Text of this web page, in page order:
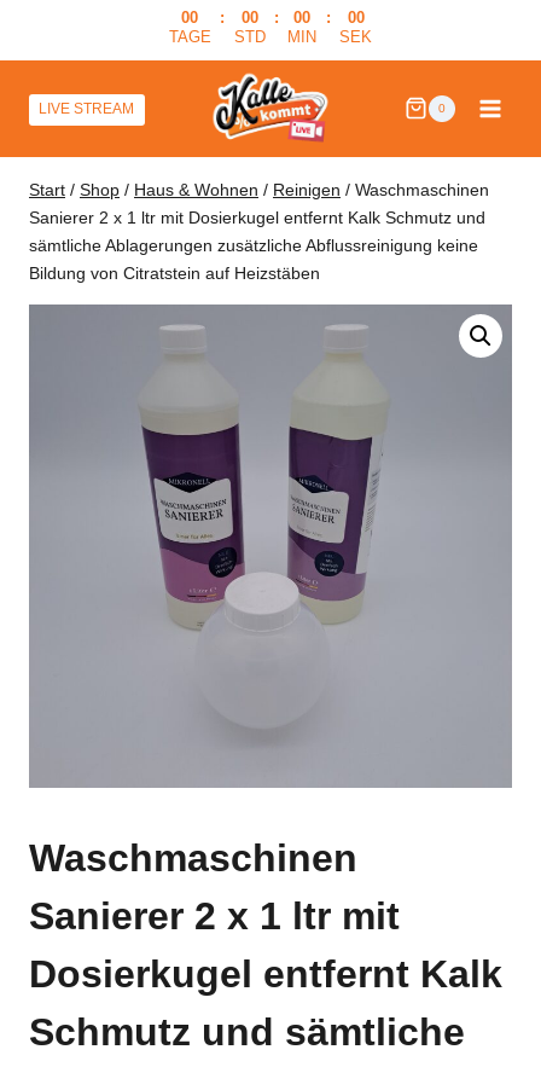
00
TAGE
:
00
STD
:
00
MIN
:
00
SEK
LIVE STREAM 0
Start / Shop / Haus & Wohnen / Reinigen / Waschmaschinen
Sanierer 2 x 1 ltr mit Dosierkugel entfernt Kalk Schmutz und
sämtliche Ablagerungen zusätzliche Abflussreinigung keine
Bildung von Citratstein auf Heizstäben
Waschmaschinen
Sanierer 2 x 1 ltr mit
Dosierkugel entfernt Kalk
Schmutz und sämtliche